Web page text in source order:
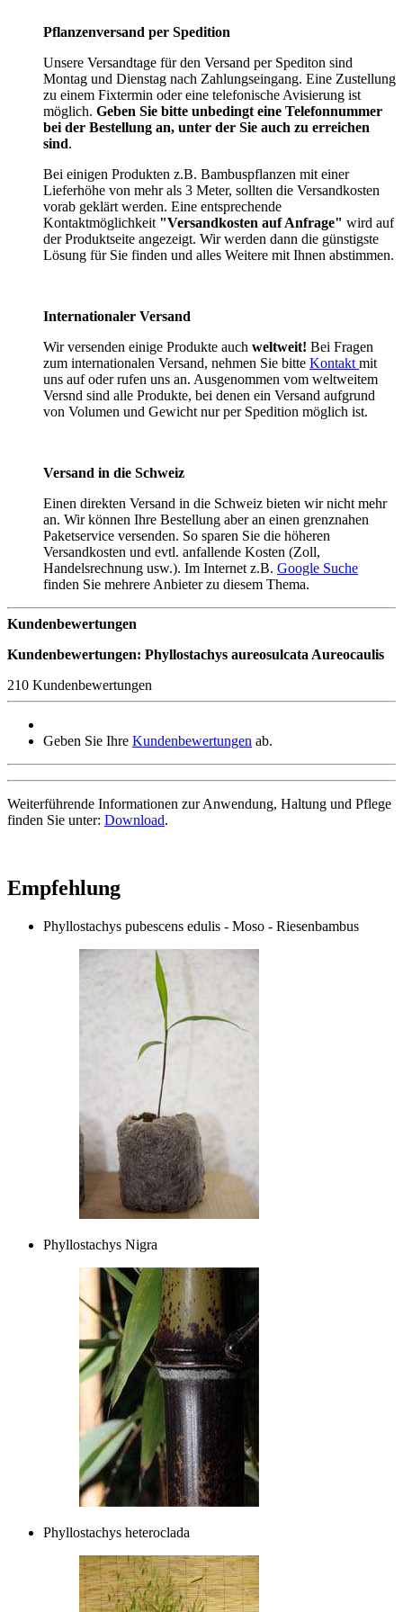
Pflanzenversand per Spedition
Unsere Versandtage für den Versand per Spediton sind
Montag und Dienstag nach Zahlungseingang. Eine Zustellung
zu einem Fixtermin oder eine telefonische Avisierung ist
möglich. Geben Sie bitte unbedingt eine Telefonnummer
bei der Bestellung an, unter der Sie auch zu erreichen
sind.
Bei einigen Produkten z.B. Bambuspflanzen mit einer
Lieferhöhe von mehr als 3 Meter, sollten die Versandkosten
vorab geklärt werden. Eine entsprechende
Kontaktmöglichkeit "Versandkosten auf Anfrage" wird auf
der Produktseite angezeigt. Wir werden dann die günstigste
Lösung für Sie finden und alles Weitere mit Ihnen abstimmen.
Internationaler Versand
Wir versenden einige Produkte auch weltweit! Bei Fragen
zum internationalen Versand, nehmen Sie bitte Kontakt mit
uns auf oder rufen uns an. Ausgenommen vom weltweitem
Versnd sind alle Produkte, bei denen ein Versand aufgrund
von Volumen und Gewicht nur per Spedition möglich ist.
Versand in die Schweiz
Einen direkten Versand in die Schweiz bieten wir nicht mehr
an. Wir können Ihre Bestellung aber an einen grenznahen
Paketservice versenden. So sparen Sie die höheren
Versandkosten und evtl. anfallende Kosten (Zoll,
Handelsrechnung usw.). Im Internet z.B. Google Suche
finden Sie mehrere Anbieter zu diesem Thema.
Kundenbewertungen
Kundenbewertungen: Phyllostachys aureosulcata Aureocaulis
210 Kundenbewertungen
Geben Sie Ihre Kundenbewertungen ab.
Weiterführende Informationen zur Anwendung, Haltung und Pflege
finden Sie unter: Download.
Empfehlung
Phyllostachys pubescens edulis - Moso - Riesenbambus
Phyllostachys Nigra
Phyllostachys heteroclada